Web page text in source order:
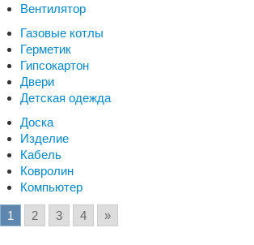
Вентилятор
Газовые котлы
Герметик
Гипсокартон
Двери
Детская одежда
Доска
Изделие
Кабель
Ковролин
Компьютер
1 2 3 4 »